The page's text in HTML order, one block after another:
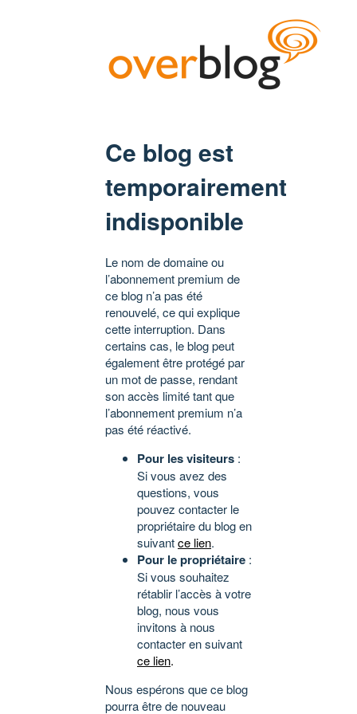
Ce blog est
temporairement
indisponible
Le nom de domaine ou
l’abonnement premium de
ce blog n’a pas été
renouvelé, ce qui explique
cette interruption. Dans
certains cas, le blog peut
également être protégé par
un mot de passe, rendant
son accès limité tant que
l’abonnement premium n’a
pas été réactivé.
Pour les visiteurs :
Si vous avez des
questions, vous
pouvez contacter le
propriétaire du blog en
suivantce lien.
Pour le propriétaire :
Si vous souhaitez
rétablir l’accès à votre
blog, nous vous
invitons à nous
contacter en suivant
ce lien.
Nous espérons que ce blog
pourra être de nouveau